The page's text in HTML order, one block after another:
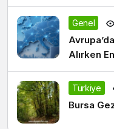
Genel
Alırken
Türkiye
Bursa